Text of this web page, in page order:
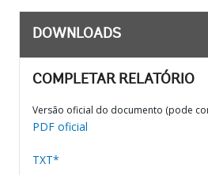
DOWNLOADS
COMPLETAR RELATÓRIO
Versão oficial do documento (pode
PDF oficial
TXT*